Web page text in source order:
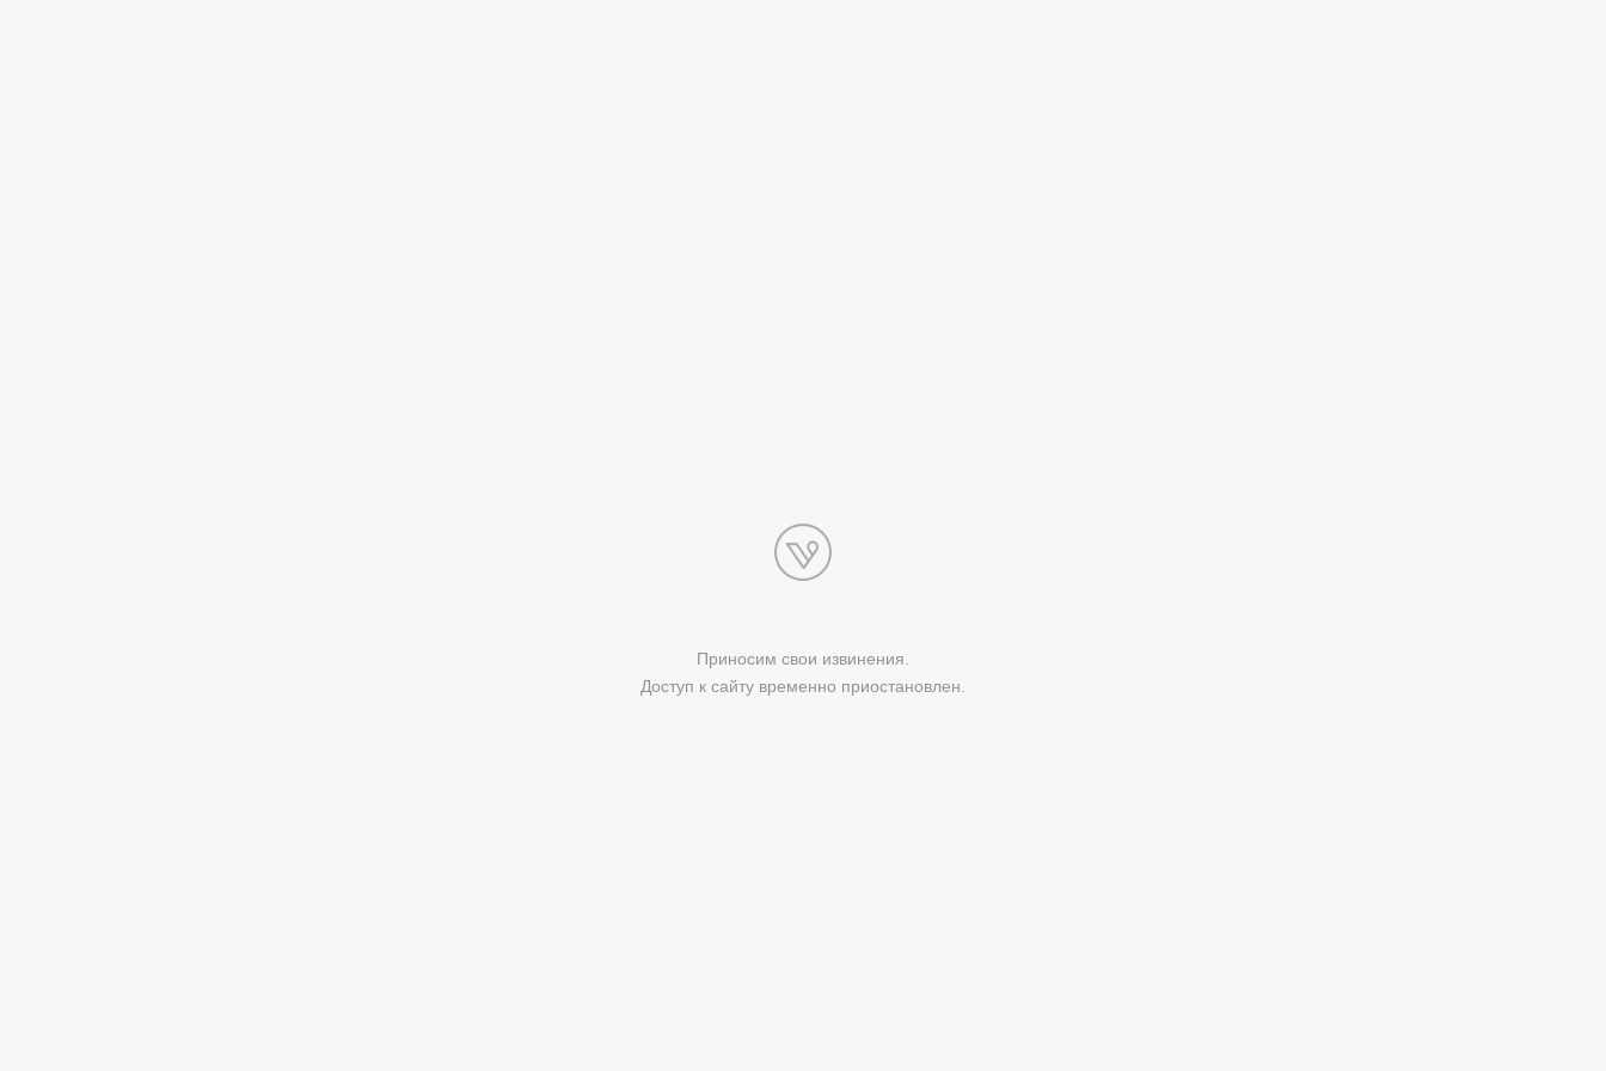
Приносим свои извинения.
Доступ к сайту временно приостановлен.